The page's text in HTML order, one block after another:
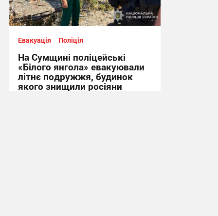
Евакуація Поліція
На Сумщині поліцейські
«Білого янгола» евакуювали
літнє подружжя, будинок
якого знищили росіяни